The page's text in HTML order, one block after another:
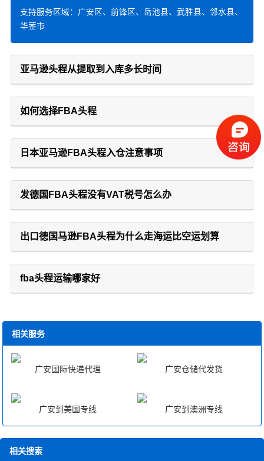
支持服务区域：广安区、前锋区、岳池县、武胜县、邻水县、
华蓥市
亚马逊头程从提取到入库多长时间
如何选择FBA头程
日本亚马逊FBA头程入仓注意事项
发德国FBA头程没有VAT税号怎么办
出口德国马逊FBA头程为什么走海运比空运划算
fba头程运输哪家好
相关服务
广安国际快递代理 广安仓储代发货
广安到美国专线 广安到澳洲专线
相关搜索